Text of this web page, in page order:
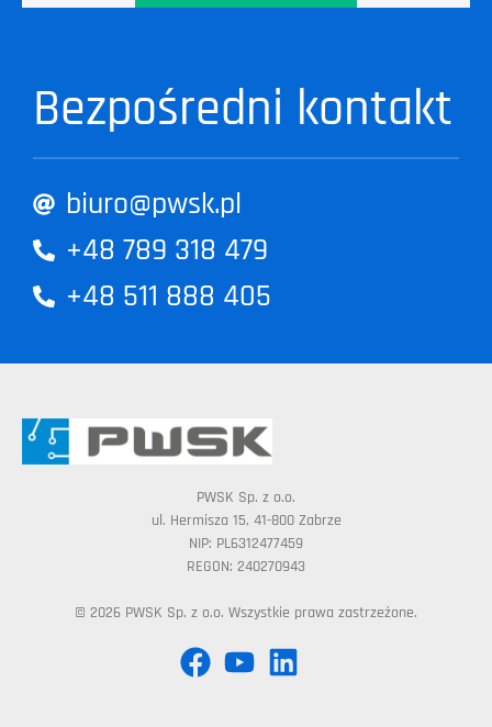
Bezpośredni kontakt
biuro@pwsk.pl
+48 789 318 479
+48 511 888 405
PWSK Sp. z o.o.
ul. Hermisza 15, 41-800 Zabrze
NIP: PL6312477459
REGON: 240270943
© 2026 PWSK Sp. z o.o. Wszystkie prawa zastrzeżone.